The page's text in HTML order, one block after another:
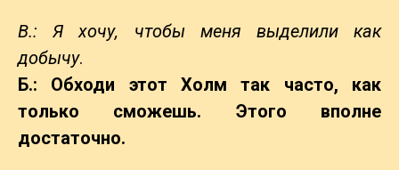
В.: Я хочу, чтобы меня выделили как
добычу.
Б.: Обходи этот Холм так часто, как
только сможешь. Этого вполне
достаточно.